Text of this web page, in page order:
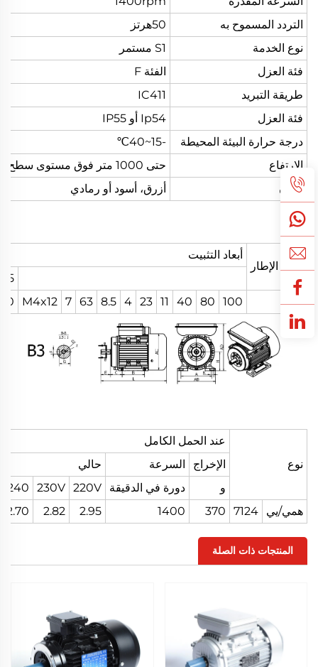
التردد المسموح به
50هرتز
نوع الخدمة
S1 مستمر
فئة العزل
الفئة F
طريقة التبريد
IC411
فئة العزل
Ip54 أو IP55
درجة حرارة البيئة المحيطة
-15~40℃
الارتفاع
حتى 1000 متر فوق مستوى سطح البحر
اللون
أزرق، أسود أو رمادي
حجم الإطار
أبعاد التثبيت
B5
63
100
80
40
11
23
4
8.5
63
7
M4x12
نوع
عند الحمل الكامل
الإخراج
السرعة
حالي
و
دورة في الدقيقة 220V
230V
240 فولت
همي/يي
7124
370
1400
2.95
2.82
2.70
المنتجات ذات الصلة